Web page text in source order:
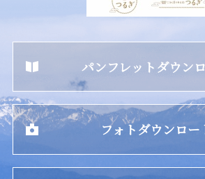
パンフレットダウン
フォトダウンロー